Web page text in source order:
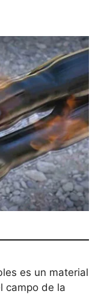
es un material
campo de la